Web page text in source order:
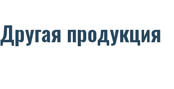
Другая продукция